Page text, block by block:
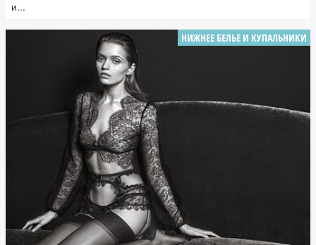
и...
НИЖНЕЕ БЕЛЬЕ И КУПАЛЬНИКИ